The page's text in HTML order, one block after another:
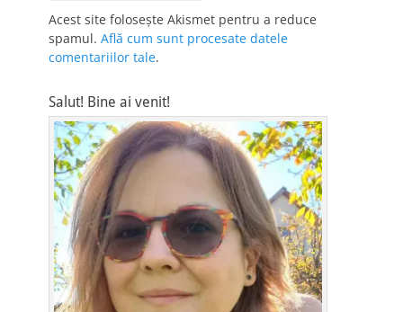
Acest site folosește Akismet pentru a reduce
spamul. Află cum sunt procesate datele
comentariilor tale.
Salut! Bine ai venit!